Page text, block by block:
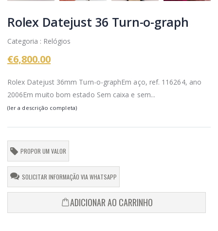
Rolex Datejust 36 Turn-o-graph
Categoria : Relógios
€6,800.00
Rolex Datejust 36mm Turn-o-graphEm aço, ref. 116264, ano
2006Em muito bom estado Sem caixa e sem...
(ler a descrição completa)
PROPOR UM VALOR
SOLICITAR INFORMAÇÃO VIA WHATSAPP
ADICIONAR AO CARRINHO